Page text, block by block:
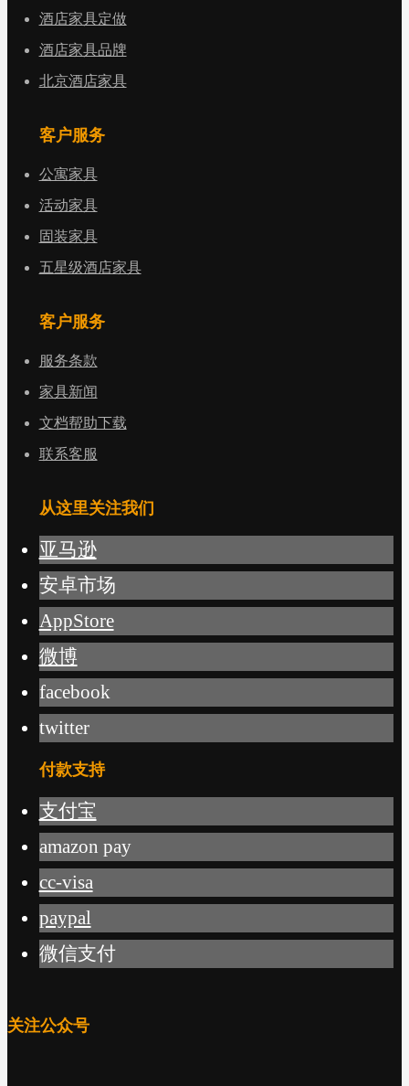
酒店家具定做
酒店家具品牌
北京酒店家具
客户服务
公寓家具
活动家具
固装家具
五星级酒店家具
客户服务
服务条款
家具新闻
文档帮助下载
联系客服
从这里关注我们
亚马逊
安卓市场
AppStore
微博
facebook
twitter
付款支持
支付宝
amazon pay
cc-visa
paypal
微信支付
关注公众号